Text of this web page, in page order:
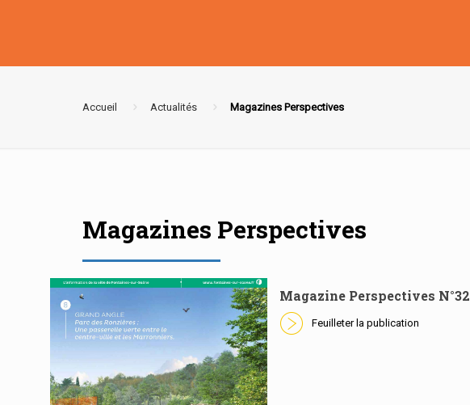
Accueil Actualités Magazines Perspectives
Magazines Perspectives
Magazine Perspectives N°32
Feuilleter la publication